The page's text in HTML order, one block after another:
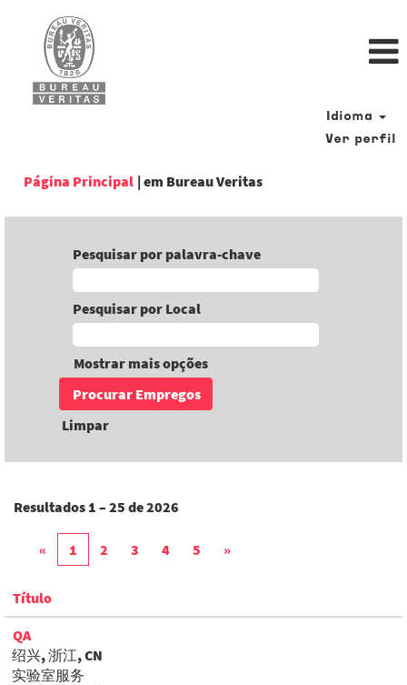
Idioma
Ver perfil
Página Principal | em Bureau Veritas(página
Pesquisar por palavra-chave
Pesquisar por Local
Mostrar mais opções
Limpar
Resultados 1 – 25 de2026
« 1 2 3 4 5 »
Título
QA
绍兴, 浙江, CN
实验室服务